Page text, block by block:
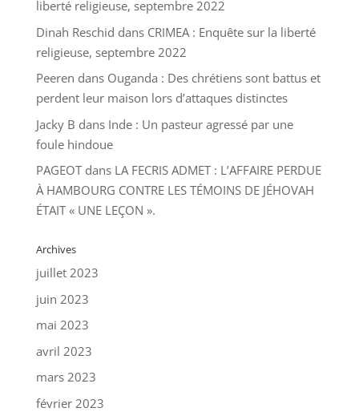
liberté religieuse, septembre 2022
Dinah Reschid dans CRIMEA : Enquête sur la liberté
religieuse, septembre 2022
Peeren dans Ouganda : Des chrétiens sont battus et
perdent leur maison lors d’attaques distinctes
Jacky B dans Inde : Un pasteur agressé par une
foule hindoue
PAGEOTdans LA FECRIS ADMET : L’AFFAIRE PERDUE
À HAMBOURG CONTRE LES TÉMOINS DE JÉHOVAH
ÉTAIT « UNE LEÇON ».
Archives
juillet 2023
juin 2023
mai 2023
avril 2023
mars 2023
février 2023